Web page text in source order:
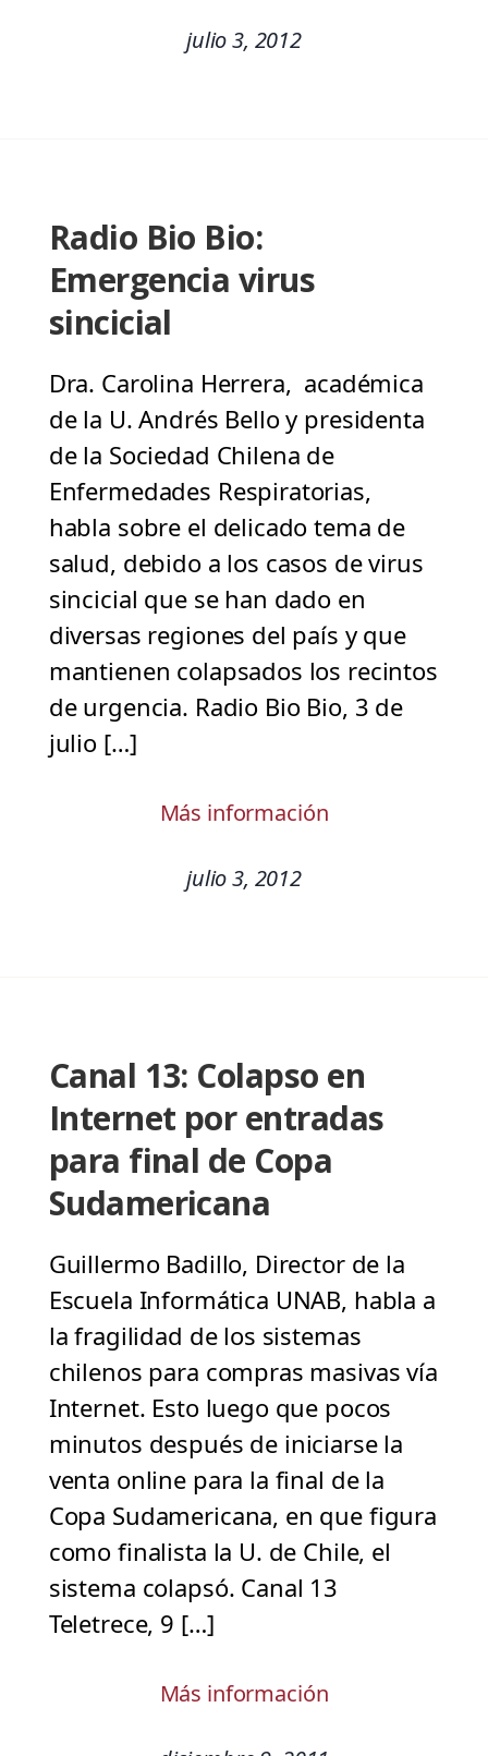
julio 3, 2012
Radio Bio Bio:
Emergencia virus
sincicial
Dra. Carolina Herrera, académica
de la U. Andrés Bello y presidenta
de la Sociedad Chilena de
Enfermedades Respiratorias,
habla sobre el delicado tema de
salud, debido a los casos de virus
sincicial que se han dado en
diversas regiones del país y que
mantienen colapsados los recintos
de urgencia. Radio Bio Bio, 3 de
julio […]
Más información
julio 3, 2012
Canal 13: Colapso en
Internet por entradas
para final de Copa
Sudamericana
Guillermo Badillo, Director de la
Escuela Informática UNAB, habla a
la fragilidad de los sistemas
chilenos para compras masivas vía
Internet. Esto luego que pocos
minutos después de iniciarse la
venta online para la final de la
Copa Sudamericana, en que figura
como finalista la U. de Chile, el
sistema colapsó. Canal 13
Teletrece, 9 […]
Más información